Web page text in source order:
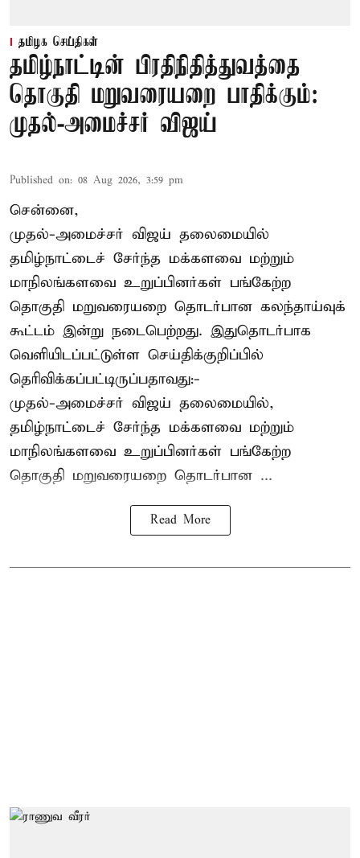
தமிழக செய்திகள்
தமிழ்நாட்டின் பிரதிநிதித்துவத்தை
தொகுதி மறுவரையறை பாதிக்கும்:
முதல்-அமைச்சர் விஜய்
Published on: 08 Aug 2026, 3:59 pm
சென்னை,
முதல்-அமைச்சர் விஜய் தலைமையில்
தமிழ்நாட்டைச் சேர்ந்த மக்களவை மற்றும்
மாநிலங்களவை உறுப்பினர்கள் பங்கேற்ற
தொகுதி மறுவரையறை தொடர்பான கலந்தாய்வுக்
கூட்டம் இன்று நடைபெற்றது. இதுதொடர்பாக
வெளியிடப்பட்டுள்ள செய்திக்குறிப்பில்
தெரிவிக்கப்பட்டிருப்பதாவது:-
முதல்-அமைச்சர் விஜய் தலைமையில்,
தமிழ்நாட்டைச் சேர்ந்த மக்களவை மற்றும்
மாநிலங்களவை உறுப்பினர்கள் பங்கேற்ற
தொகுதி மறுவரையறை தொடர்பான ...
Read More